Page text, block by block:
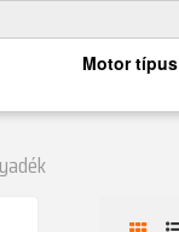
Motor típus